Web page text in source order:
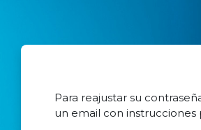
Para reajustar su
un email con